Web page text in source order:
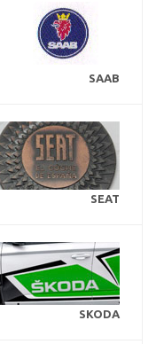
SAAB
SEAT
SKODA